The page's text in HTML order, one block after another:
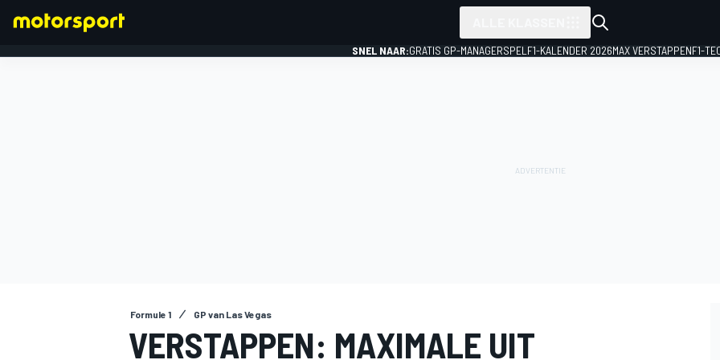
SNEL NAAR:GRATIS GP-MANAGERSPEL F1-KALENDER 2026MAX VERSTAPPENF1-
Formule 1 GP van Las Vegas
VERSTAPPEN: MAXIMALE UIT